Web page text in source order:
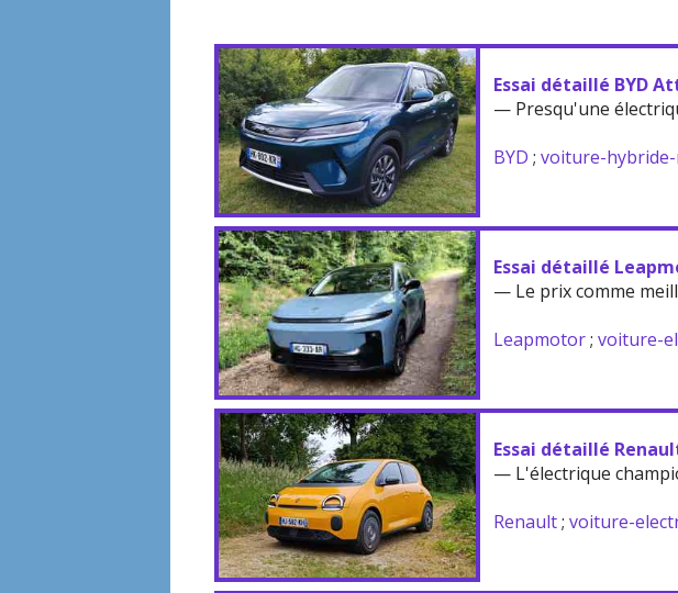
Essai détaillé BYD
— Presqu'une
BYD ;voiture-
Essai détaillé
— Le prix comme
Leapmotor;voiture-
Essai détaillé
— L'électrique
Renault;voiture-